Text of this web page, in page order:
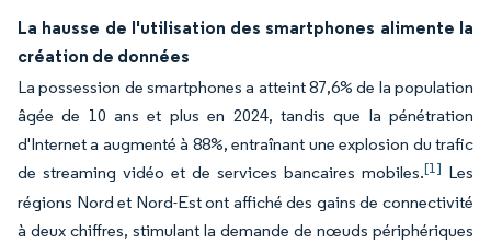
La hausse de l'utilisation des smartphones alimente la
création de données
La possession de smartphones a atteint 87,6% de la population
âgée de 10 ans et plus en 2024, tandis que la pénétration
d'Internet a augmenté à 88%, entraînant une explosion du trafic
de streaming vidéo et de services bancaires mobiles.[1] Les
régions Nord et Nord-Est ont affiché des gains de connectivité
à deux chiffres, stimulant la demande de nœuds périphériques